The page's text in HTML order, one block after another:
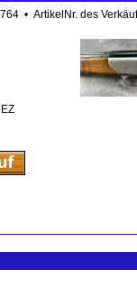
• ArtikelNr. des